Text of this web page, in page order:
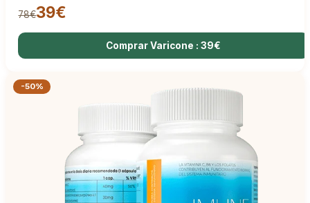
78€39€
Comprar Varicone : 39€
-50%